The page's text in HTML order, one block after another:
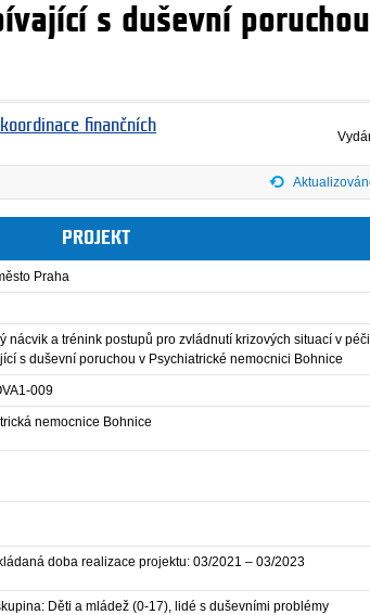
s duševní
finančních
PROJEKT
Praha
nácvik a trénink postupů pro zvládnutí krizových situací v
s duševní poruchou v Psychiatrické nemocnici Bohnice
009
nemocnice Bohnice
doba realizace projektu: 03/2021 – 03/2023
Děti a mládež (0-17), lidé s duševními problémy